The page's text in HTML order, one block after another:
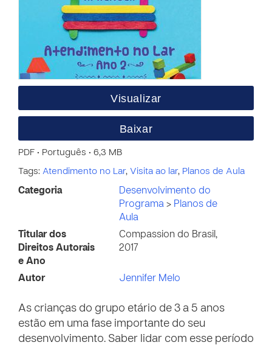
Visualizar
Baixar
PDF • Português • 6,3 MB
Tags: Atendimento no Lar, Visita ao lar, Planos de Aula
Categoria
Desenvolvimento do
Programa > Planos de
Aula
Titular dos
Direitos Autorais
e Ano
Compassion do Brasil,
2017
Autor Jennifer Melo
As crianças do grupo etário de 3 a 5 anos
estão em uma fase importante do seu
desenvolvimento. Saber lidar com esse período